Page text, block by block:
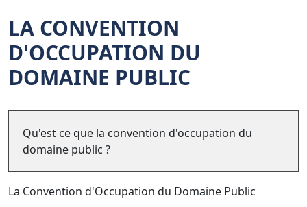
LA CONVENTION
D'OCCUPATION DU
DOMAINE PUBLIC
Qu'est ce que la convention d'occupation du
domaine public ?
La Convention d'Occupation du Domaine Public